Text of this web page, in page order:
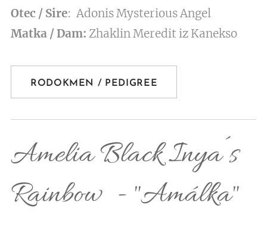
Otec / Sire: Adonis Mysterious Angel
Matka / Dam: Zhaklin Meredit iz Kanekso
RODOKMEN / PEDIGREE
Amelia Black Inya´s
Rainbow - "Amálka"